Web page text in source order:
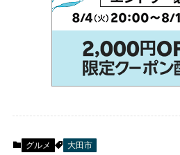
グルメ 大田市